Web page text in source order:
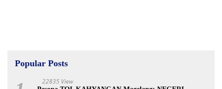
Popular Posts
22835 View